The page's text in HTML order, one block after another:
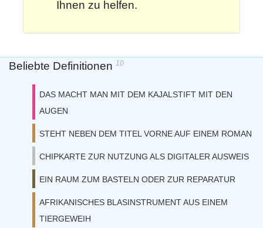
Ihnen zu helfen.
Beliebte Definitionen 10
DAS MACHT MAN MIT DEM KAJALSTIFT MIT DEN
AUGEN
STEHT NEBEN DEM TITEL VORNE AUF EINEM ROMAN
CHIPKARTE ZUR NUTZUNG ALS DIGITALER AUSWEIS
EIN RAUM ZUM BASTELN ODER ZUR REPARATUR
AFRIKANISCHES BLASINSTRUMENT AUS EINEM
TIERGEWEIH